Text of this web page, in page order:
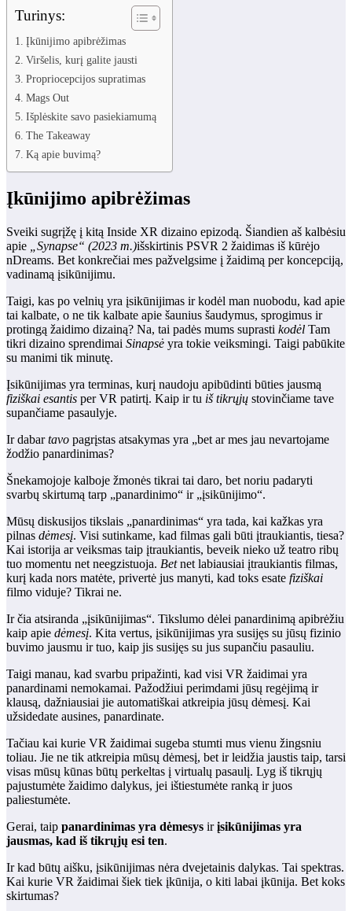
Turinys:
Įkūnijimo apibrėžimas
Viršelis, kurį galite jausti
Propriocepcijos supratimas
Mags Out
Išplėskite savo pasiekiamumą
The Takeaway
Ką apie buvimą?
Įkūnijimo apibrėžimas
Sveiki sugrįžę į kitą Inside XR dizaino epizodą. Šiandien aš kalbėsiu
apie
„Synapse“ (2023 m.)išskirtinis PSVR 2 žaidimas iš kūrėjo
nDreams. Bet konkrečiai mes pažvelgsime į žaidimą per koncepciją,
vadinamą įsikūnijimu.
Taigi, kas po velnių yra įsikūnijimas ir kodėl man nuobodu, kad apie
tai kalbate, o ne tik kalbate apie šaunius šaudymus, sprogimus ir
protingą žaidimo dizainą? Na, tai padės mums suprasti kodėl Tam
tikri dizaino sprendimai Sinapsė yra tokie veiksmingi. Taigi pabūkite
su manimi tik minutę.
Įsikūnijimas yra terminas, kurį naudoju apibūdinti būties jausmą
fiziškai esantis per VR patirtį. Kaip ir tu iš tikrųjų stovinčiame tave
supančiame pasaulyje.
Ir dabartavo pagrįstas atsakymas yra „bet ar mes jau nevartojame
žodžio panardinimas?
Šnekamojoje kalboje žmonės tikrai tai daro, bet noriu padaryti
svarbų skirtumą tarp „panardinimo“ ir „įsikūnijimo“.
Mūsų diskusijos tikslais „panardinimas“ yra tada, kai kažkas yra
pilnas dėmesį. Visi sutinkame, kad filmas gali būti įtraukiantis, tiesa?
Kai istorija ar veiksmas taip įtraukiantis, beveik nieko už teatro ribų
tuo momentu net neegzistuoja. Betnet labiausiai įtraukiantis filmas,
kurį kada nors matėte, privertė jus manyti, kad toks esate fiziškai
filmo viduje? Tikrai ne.
Ir čia atsiranda „įsikūnijimas“. Tikslumo dėlei panardinimą apibrėžiu
kaip apie dėmesį. Kita vertus, įsikūnijimas yra susijęs su jūsų fizinio
buvimo jausmu ir tuo, kaip jis susijęs su jus supančiu pasauliu.
Taigi manau, kad svarbu pripažinti, kad visi VR žaidimai yra
panardinami nemokamai. Pažodžiui perimdami jūsų regėjimą ir
klausą, dažniausiai jie automatiškai atkreipia jūsų dėmesį. Kai
užsidedate ausines, panardinate.
Tačiau kai kurie VR žaidimai sugeba stumti mus vienu žingsniu
toliau. Jie ne tik atkreipia mūsų dėmesį, bet ir leidžia jaustis taip, tarsi
visas mūsų kūnas būtų perkeltas į virtualų pasaulį. Lyg iš tikrųjų
pajustumėte žaidimo dalykus, jei ištiestumėte ranką ir juos
paliestumėte.
Gerai, taip panardinimas yra dėmesys irįsikūnijimas yra
jausmas, kad iš tikrųjų esi ten.
Ir kad būtų aišku, įsikūnijimas nėra dvejetainis dalykas. Tai spektras.
Kai kurie VR žaidimai šiek tiek įkūnija, o kiti labai įkūnija. Bet koks
skirtumas?